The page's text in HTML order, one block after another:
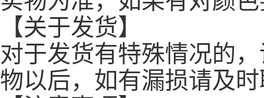
【关于发货】
对于发货有特殊情况的
物以后，如有漏损请及